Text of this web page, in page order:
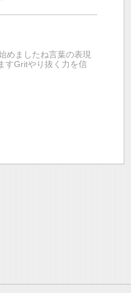
めましたね言葉の表現
すGritやり抜く力を信